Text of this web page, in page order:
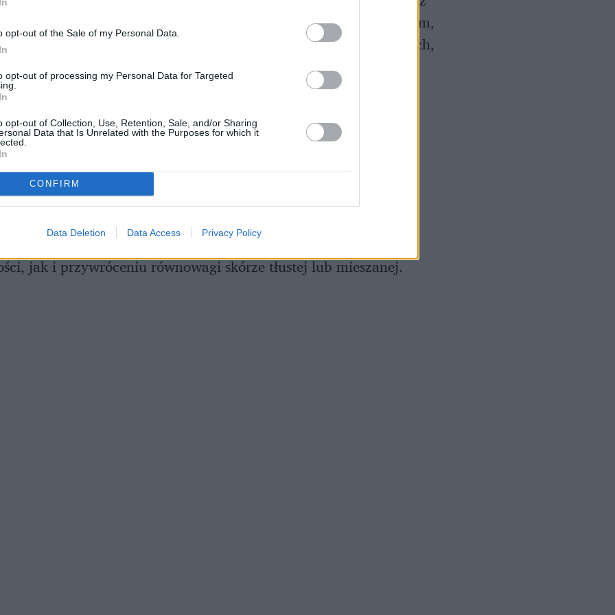
opt-out of the Sale of my Personal Data.
opt-out of processing my Personal Data for Targeted
opt-out of Collection, Use, Retention, Sale, and/or Sharing
Data that Is Unrelated with the Purposes for which it
CONFIRM
Data Deletion Data Access Privacy Policy
przyjrzeć się wiosennym nowościom z serii: Acne Remedium,
i Sol D’Or. Poniżej znajdziesz krótki przewodnik po propozycjach,
się w letniej pielęgnacji.
ratunek skórze z problemami
zwrócić uwagę osób, których skóra ma tendencję do
lub trądziku. Produkty Acne Remedium pomagają
wydzielanie sebum, wspierają odblokowywanie i oczyszczanie
oraz podrażnienia, a także pomagają rozjaśniać
Warto po nie sięgnąć, gdy zależy nam jednocześnie na
jak i przywróceniu równowagi skórze tłustej lub mieszanej.